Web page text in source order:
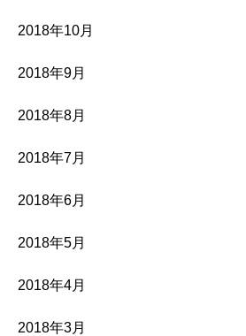
2018年10月
2018年9月
2018年8月
2018年7月
2018年6月
2018年5月
2018年4月
2018年3月